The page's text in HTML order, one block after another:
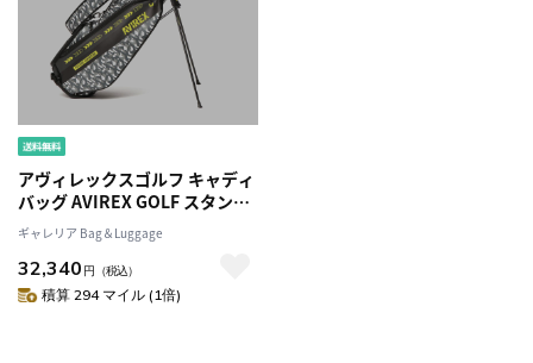
アヴィレックスゴルフ キャディ
バッグ AVIREX GOLF スタンド
キャディーバッグ ゴルフバッグ
スタンド 8.5型 5分割 46インチ
ポリエステル カバー ゴルフ メ
ンズ レディース AVG2F-BA2
ギャレリア Bag＆Luggage
32,340 円 （税込）
積算 294 マイル (1倍)